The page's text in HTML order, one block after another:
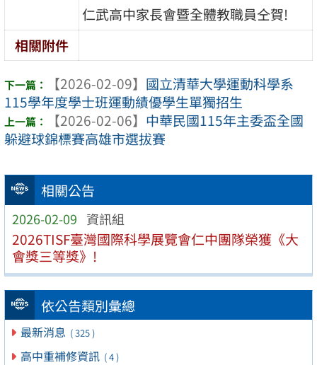
相關公告
2026-02-09 資訊組
2026TISF臺灣國際科學展覽會仁中團隊榮獲《大
會獎三等獎》!
依公告類別彙總
最新消息 ( 325 )
高中重補修資訊 ( 4 )
仁武高中家長會暨全體教職員仝賀!
相關附件
【2026-02-09】 國立清華大學運動科學系
115學年度學士班運動績優學生單獨招生
【2026-02-06】 中華民國115年主委盃全國
躲避球錦標賽高雄市選拔賽